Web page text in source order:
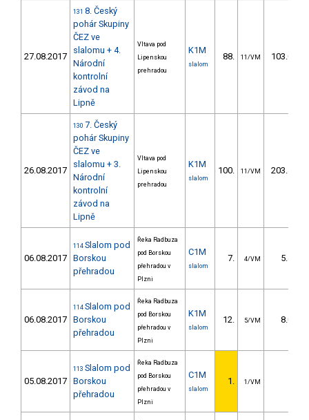
27.08.2017
131 8. Český
pohár Skupiny
ČEZ ve
slalomu + 4.
Národní
kontrolní
závod na
Lipně
Vltava pod
Lipenskou
prehradou
K1M
slalom
88. 11/VM 103.00
26.08.2017
130 7. Český
pohár Skupiny
ČEZ ve
slalomu + 3.
Národní
kontrolní
závod na
Lipně
Vltava pod
Lipenskou
prehradou
K1M
slalom
100. 11/VM 203.44
06.08.2017
114 Slalom pod
Borskou
přehradou
Řeka Radbuza
pod Borskou
přehradou v
Plzni
C1M
slalom
7. 4/VM 5.40
06.08.2017
114 Slalom pod
Borskou
přehradou
Řeka Radbuza
pod Borskou
přehradou v
Plzni
K1M
slalom
12. 5/VM 8.00
05.08.2017
113 Slalom pod
Borskou
přehradou
Řeka Radbuza
pod Borskou
přehradou v
Plzni
C1M
slalom
1. 1/VM